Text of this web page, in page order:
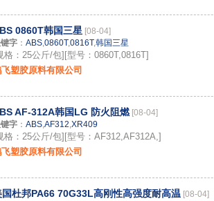
0860T韩国三星 [08-04]
字 ： ABS,0860T,0816T,韩国三星
格：25公斤/包][型号：0860T,0816T]
飞塑胶原料有限公司
AF-312A韩国LG 防火阻燃 [08-04]
字 ： ABS,AF312,XR409
格：25公斤/包][型号：AF312,AF312A,]
飞塑胶原料有限公司
国杜邦PA66 70G33L高刚性高强度耐高温 [08-04]